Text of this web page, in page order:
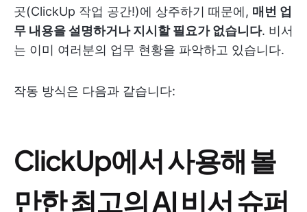
곳(ClickUp 작업 공간!)에 상주하기 때문에, 매번 업
무 내용을 설명하거나 지시할 필요가 없습니다. 비서
는 이미 여러분의 업무 현황을 파악하고 있습니다.
작동 방식은 다음과 같습니다:
ClickUp에서 사용해 볼
만한 최고의 AI 비서 슈퍼